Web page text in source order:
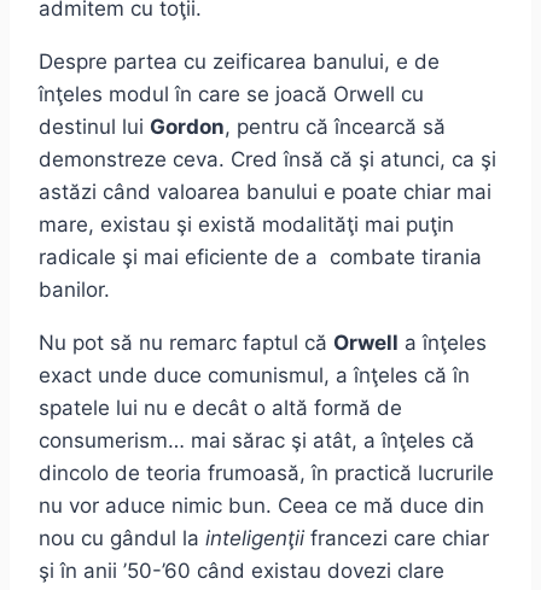
admitem cu toţii.
Despre partea cu zeificarea banului, e de
înţeles modul în care se joacă Orwell cu
destinul lui Gordon, pentru că încearcă să
demonstreze ceva. Cred însă că şi atunci, ca şi
astăzi când valoarea banului e poate chiar mai
mare, existau şi există modalităţi mai puţin
radicale şi mai eficiente de a combate tirania
banilor.
Nu pot să nu remarc faptul că Orwell a înţeles
exact unde duce comunismul, a înţeles că în
spatele lui nu e decât o altă formă de
consumerism… mai sărac şi atât, a înţeles că
dincolo de teoria frumoasă, în practică lucrurile
nu vor aduce nimic bun. Ceea ce mă duce din
nou cu gândul la inteligenţii francezi care chiar
şi în anii ’50-’60 când existau dovezi clare